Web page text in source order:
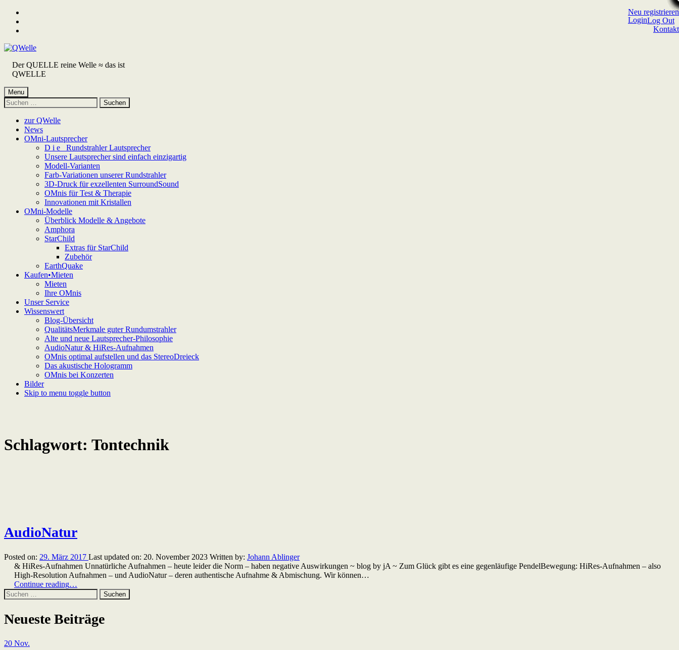
content
footer
Der QUELLE reine Welle ≈ das ist
QWELLE
Menu
Suchen
nach:
zur QWelle
News
OMni-Lautsprecher
D i e Rundstrahler Lautsprecher
Unsere Lautsprecher sind einfach einzigartig
Modell-Varianten
Farb-Variationen unserer Rundstrahler
3D-Druck für exzellenten SurroundSound
OMnis für Test & Therapie
Innovationen mit Kristallen
OMni-Modelle
Überblick Modelle & Angebote
Amphora
StarChild
Extras für StarChild
Zubehör
EarthQuake
Kaufen•Mieten
Mieten
Ihre OMnis
Unser Service
Wissenswert
Blog-Übersicht
QualitätsMerkmale guter Rundumstrahler
Alte und neue Lautsprecher-Philosophie
AudioNatur & HiRes-Aufnahmen
OMnis optimal aufstellen und das StereoDreieck
Das akustische Hologramm
OMnis bei Konzerten
Bilder
Skip to menu toggle button
Neu registrieren
LoginLog Out
Kontakt
Schlagwort: Tontechnik
AudioNatur
Posted on: 29. März 2017 Last updated on: 20. November 2023 Written by: Johann Ablinger
& HiRes-Aufnahmen Unnatürliche Aufnahmen – heute leider die Norm – haben negative Auswirkungen ~ blog by jA ~ Zum Glück gibt es eine gegenläufige PendelBewegung: HiRes-Aufnahmen – also
High-Resolution Aufnahmen – und AudioNatur – deren authentische Aufnahme & Abmischung. Wir können…
Continue reading“AudioNatur”
…
Suchen
nach:
Neueste Beiträge
20 Nov.